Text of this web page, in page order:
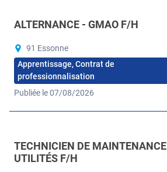
ALTERNANCE - GMAO F/H
91 Essonne
Apprentissage, Contrat de
professionnalisation
Publiée le 07/08/2026
TECHNICIEN DE MAINTENANCE
UTILITÉS F/H